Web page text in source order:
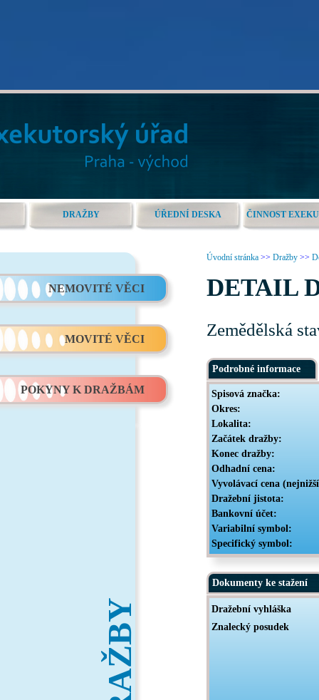
DRAŽBY ÚŘEDNÍ DESKA ČINNOST
NEMOVITÉ VĚCI
MOVITÉ VĚCI
POKYNY K DRAŽBÁM
DRAŽBY
Úvodní stránka >> Dražby >>
DETAIL
Zemědělská
Podrobné informace
Spisová značka:
Okres:
Lokalita:
Začátek dražby:
Konec dražby:
Odhadní cena:
Vyvolávací cena
Dražební jistota:
Bankovní účet:
Variabilní symbol:
Specifický symbol:
Dokumenty ke stažení
Dražební vyhláška
Znalecký posudek